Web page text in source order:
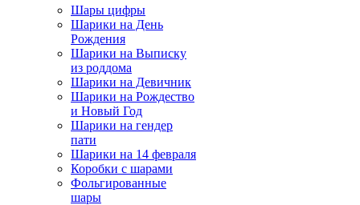
Шары цифры
Шарики на День
Рождения
Шарики на Выписку
из роддома
Шарики на Девичник
Шарики на Рождество
и Новый Год
Шарики на гендер
пати
Шарики на 14 февраля
Коробки с шарами
Фольгированные
шары